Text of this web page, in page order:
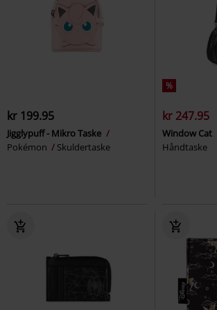
kr 199.95
Jigglypuff - Mikro Taske
Pokémon
Skuldertaske
%
kr 247.95
Window Cat
Håndtaske